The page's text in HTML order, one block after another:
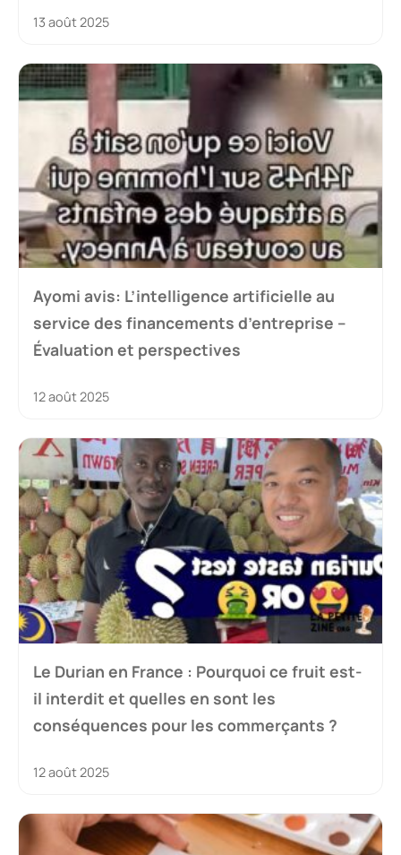
13 août 2025
Ayomi avis: L’intelligence artificielle au
service des financements d’entreprise –
Évaluation et perspectives
12 août 2025
Le Durian en France : Pourquoi ce fruit est-
il interdit et quelles en sont les
conséquences pour les commerçants ?
12 août 2025